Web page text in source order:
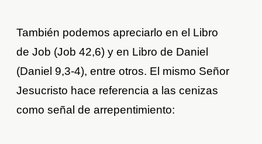
También podemos apreciarlo en el Libro
de Job (Job 42,6) y en Libro de Daniel
(Daniel 9,3-4), entre otros. El mismo Señor
Jesucristo hace referencia a las cenizas
como señal de arrepentimiento: